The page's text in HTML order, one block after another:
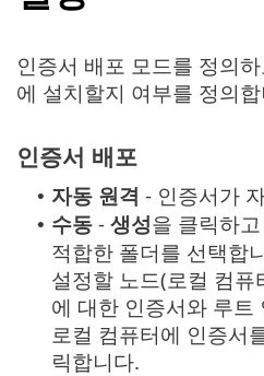
인증서 배포 모드를 정의
에 설치할지 여부를 정의
인증서 배포
• 자동 원격 - 인증서가
• 수동 - 생성을 클릭하
적합한 폴더를 선택합
설정할 노드(로컬 컴퓨
에 대한 인증서와 루트
로컬 컴퓨터에 인증서
릭합니다.